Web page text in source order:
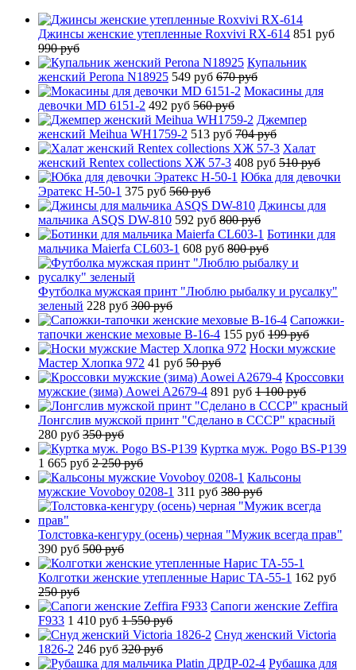
Джинсы женские утепленные Roxvivi RX-614 851 руб
990 руб
Купальник
женский Perona N18925 549 руб 670 руб
Мокасины для
девочки MD 6151-2 492 руб 560 руб
Джемпер
женский Meihua WH1759-2 513 руб 704 руб
Халат
женский Rentex collections ХЖ 57-3 408 руб 510 руб
Юбка для девочки
Эратекс H-50-1 375 руб 560 руб
Джинсы для
мальчика ASQS DW-810 592 руб 800 руб
Ботинки для
мальчика Maierfa CL603-1 608 руб 800 руб
Футболка мужская принт "Люблю рыбалку и русалку"
зеленый 228 руб 300 руб
Сапожки-
тапочки женские меховые B-16-4 155 руб 199 руб
Носки мужские
Мастер Хлопка 972 41 руб 50 руб
Кроссовки
мужские (зима) Aowei A2679-4 891 руб 1 100 руб
Лонгслив мужской принт "Сделано в СССР" красный
280 руб 350 руб
Куртка муж. Pogo BS-P139
1 665 руб 2 250 руб
Кальсоны
мужские Vovoboy 0208-1 311 руб 380 руб
Толстовка-кенгуру (осень) черная "Мужик всегда прав"
390 руб 500 руб
Колготки женские утепленные Нарис TA-55-1 162 руб
250 руб
Сапоги женские Zeffira
F933 1 410 руб 1 550 руб
Снуд женский Victoria
1826-2 246 руб 320 руб
Рубашка для